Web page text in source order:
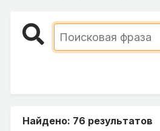
Найдено: 76 результатов